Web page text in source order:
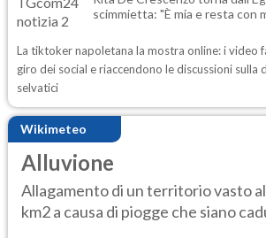
scimmietta: "È mia e resta con
La tiktoker napoletana la mostra online: i video
giro dei social e riaccendono le discussioni sulla
selvatici
Wikimeteo
Alluvione
Allagamento di un territorio vasto
km2 a causa di piogge che siano